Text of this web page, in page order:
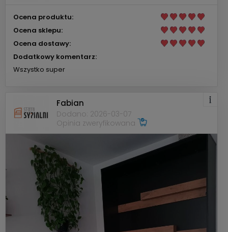
Ocena produktu:
Ocena sklepu:
Ocena dostawy:
Dodatkowy komentarz:
Wszystko super
Fabian
Dodano: 2026-03-07
Opinia zweryfikowana